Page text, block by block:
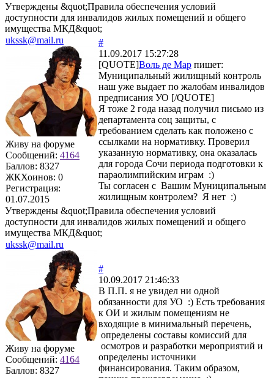
Утверждены &quot;Правила обеспечения условий
доступности для инвалидов жилых помещений и общего
имущества МКД&quot;
ukssk@mail.ru
Живу на форуме
Сообщений: 4164
Баллов: 8327
ЖКХоинов: 0
Регистрация:
01.07.2015
#
11.09.2017 15:27:28
[QUOTE]Воль де Мар пишет:
Муниципальный жилищный контроль
наш уже выдает по жалобам инвалидов
предписания УО [/QUOTE]
Я тоже 2 года назад получил письмо из
департамента соц защиты, с
требованием сделать как положено с
ссылками на нормативку. Проверил
указанную нормативку, она оказалась
для города Сочи периода подготовки к
параолимпийским играм :)
Ты согласен с Вашим Муниципальным
жилищным контролем? Я нет :)
Утверждены &quot;Правила обеспечения условий
доступности для инвалидов жилых помещений и общего
имущества МКД&quot;
ukssk@mail.ru
Живу на форуме
Сообщений: 4164
Баллов: 8327
#
10.09.2017 21:46:33
В П.П. я не увидел ни одной
обязанности для УО :) Есть требования
к ОИ и жилым помещениям не
входящие в минимальный перечень,
определены составы комиссий для
осмотров и разработки мероприятий и
определены источники
финансирования. Таким образом,